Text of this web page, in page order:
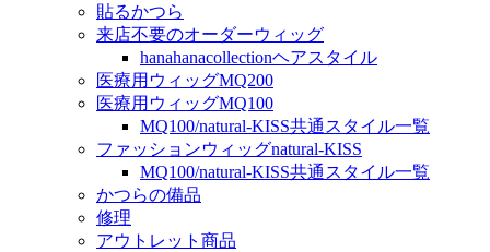
貼るかつら
来店不要のオーダーウィッグ
hanahanacollectionヘアスタイル
医療用ウィッグMQ200
医療用ウィッグMQ100
MQ100/natural-KISS共通スタイル一覧
ファッションウィッグnatural-KISS
MQ100/natural-KISS共通スタイル一覧
かつらの備品
修理
アウトレット商品